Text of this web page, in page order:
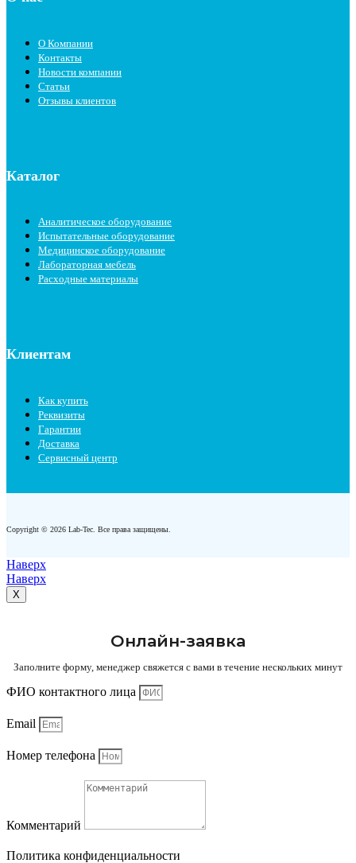
О Компании
Контакты
Новости компании
Статьи
Отзывы клиентов
Каталог
Аналитическое оборудование
Испытательные оборудование
Медицинское оборудование
Лабораторная мебель
Расходные материалы
Клиентам
Как купить
Реквизиты
Гарантии
Доставка
Сервисный центр
Copyright © 2026 Lab-Tec. Все права защищены.
Наверх
Наверх
X
Онлайн-заявка
Заполните форму, менеджер свяжется с вами в течение нескольких минут
ФИО контактного лица
Email
Номер телефона
Комментарий
Политика конфиденциальности